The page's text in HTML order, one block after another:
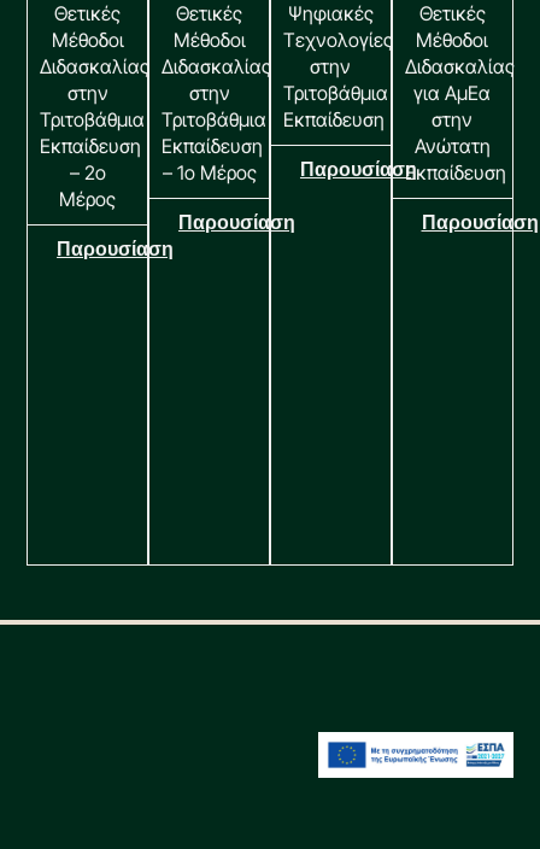
Θετικές
Μέθοδοι
Διδασκαλίας
στην
Τριτοβάθμια
Εκπαίδευση
– 2ο
Μέρος
Παρουσίαση
Θετικές
Μέθοδοι
Διδασκαλίας
στην
Τριτοβάθμια
Εκπαίδευση
– 1ο Μέρος
Παρουσίαση
Ψηφιακές
Τεχνολογίες
στην
Τριτοβάθμια
Εκπαίδευση
Παρουσίαση
Θετικές
Μέθοδοι
Διδασκαλίας
για ΑμΕα
στην
Ανώτατη
Εκπαίδευση
Παρουσίαση